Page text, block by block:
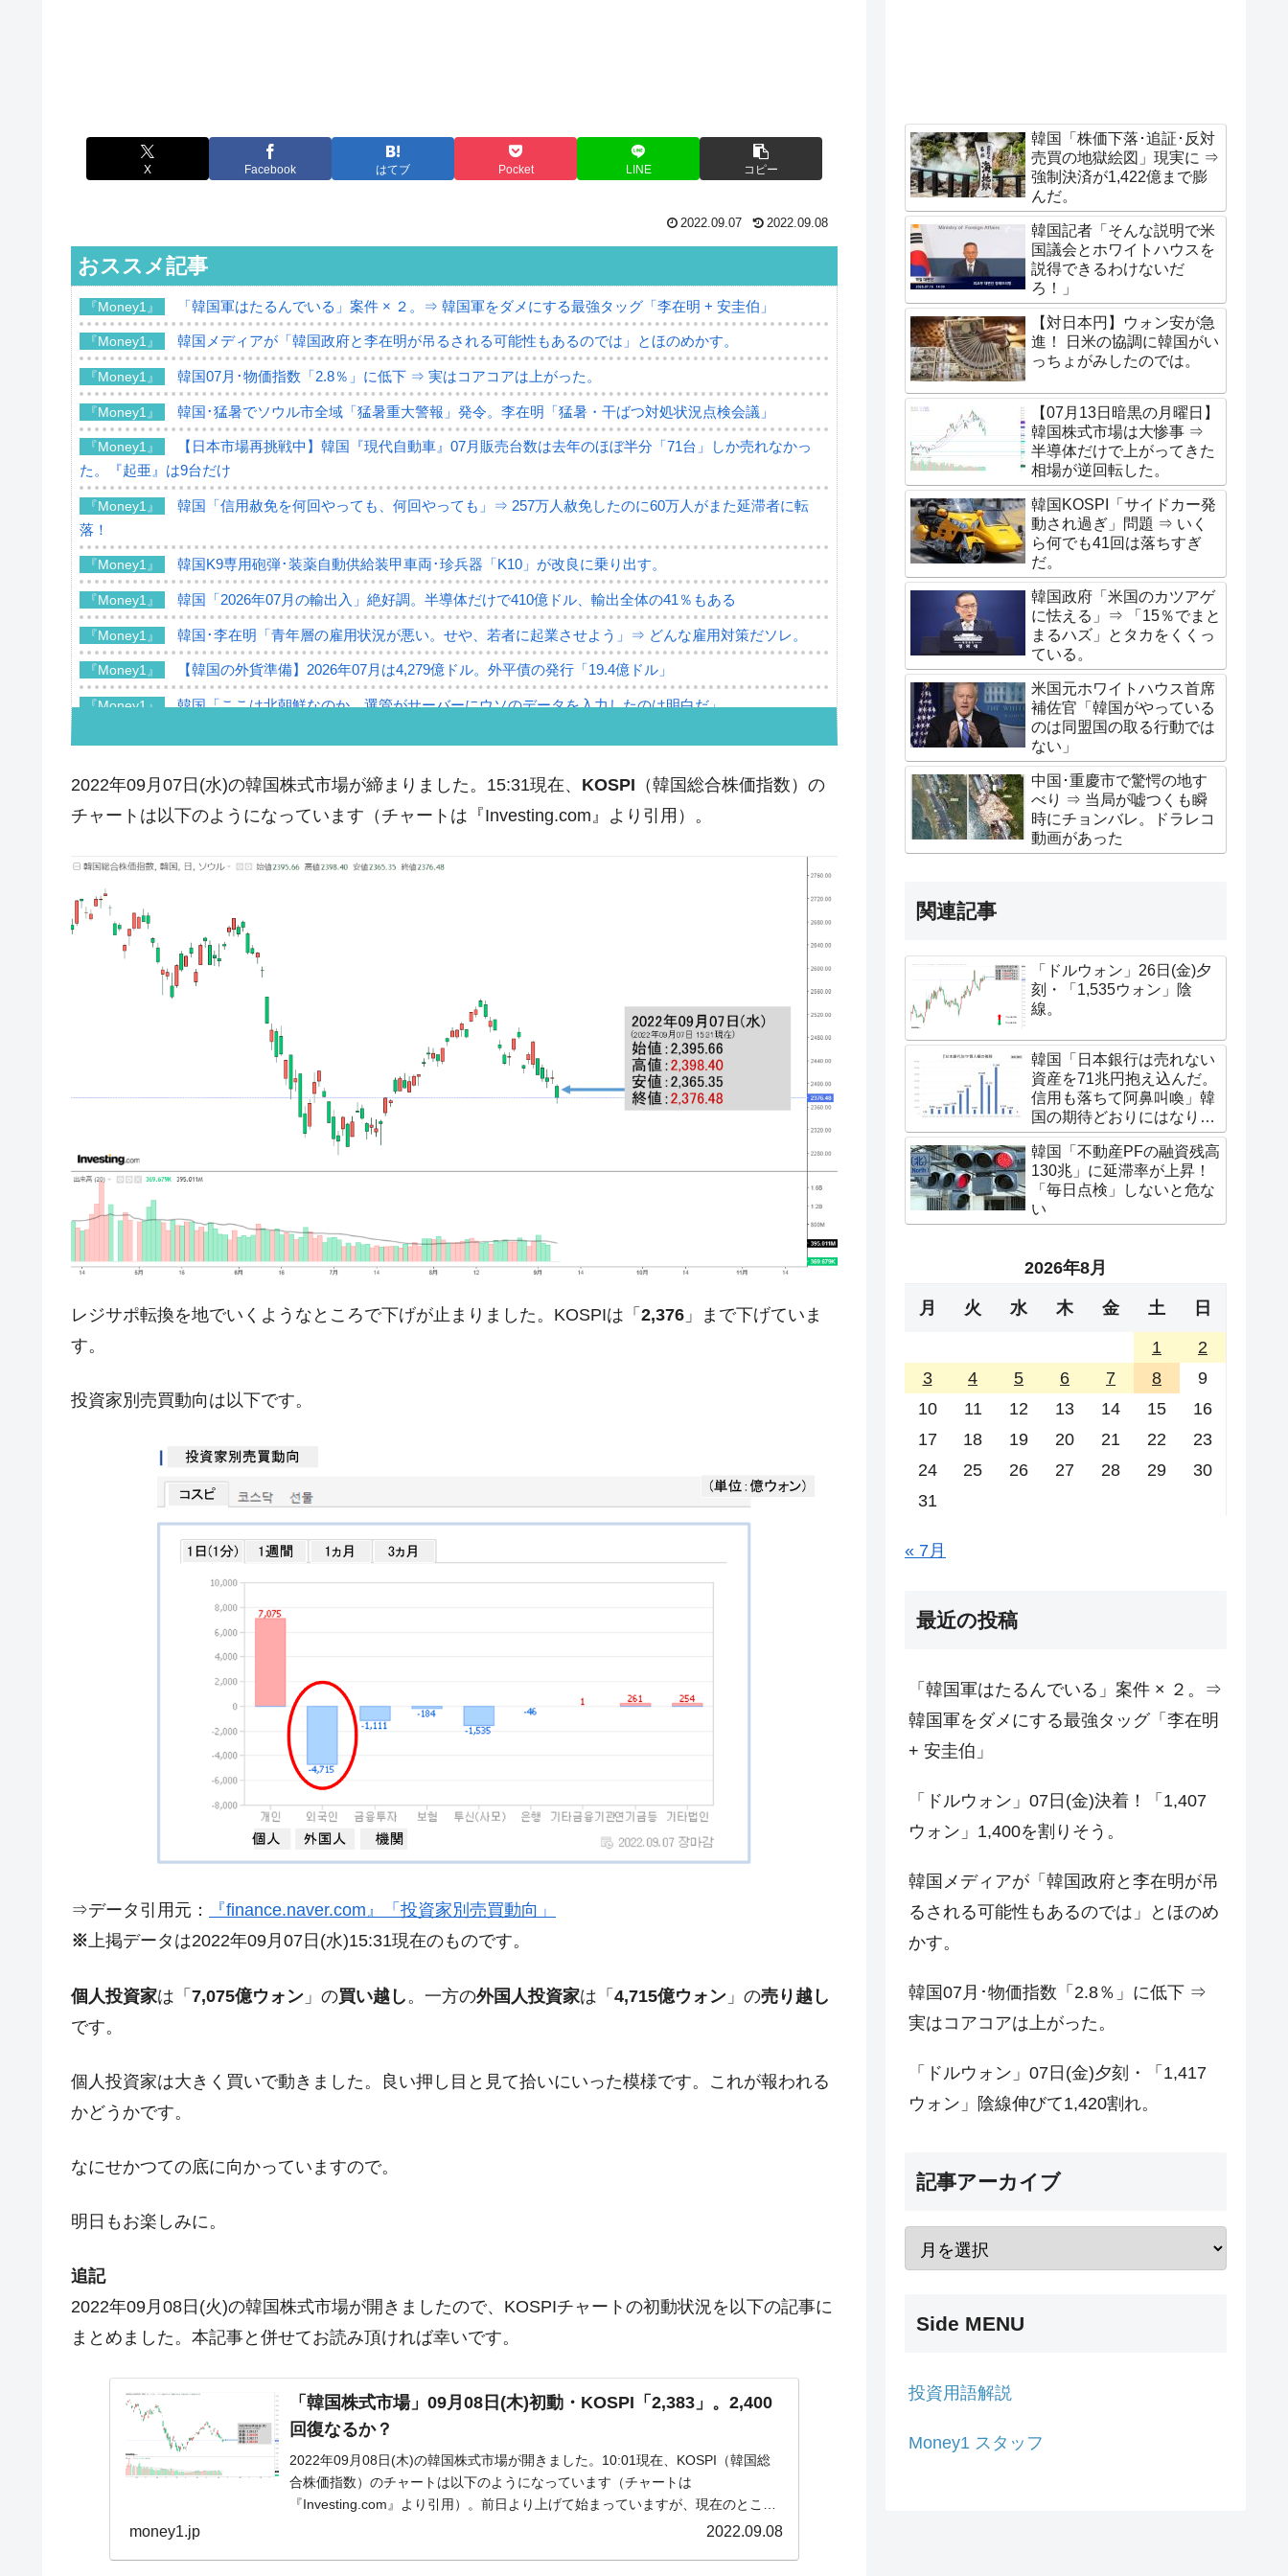
X Facebook はてブ Pocket LINE コピー
2022.09.07 2022.09.08
おススメ記事
『Money1』 「韓国軍はたるんでいる」案件 × ２。⇒ 韓国軍をダメにする最強タッグ「李在明 + 安圭伯」
『Money1』 韓国メディアが「韓国政府と李在明が吊るされる可能性もあるのでは」とほのめかす。
『Money1』 韓国07月･物価指数「2.8％」に低下 ⇒ 実はコアコアは上がった。
『Money1』 韓国･猛暑でソウル市全域「猛暑重大警報」発令。李在明「猛暑・干ばつ対処状況点検会議」
『Money1』
【日本市場再挑戦中】韓国『現代自動車』07月販売台数は去年のほぼ半分「71台」しか売れなかっ
た。『起亜』は9台だけ
『Money1』
韓国「信用赦免を何回やっても、何回やっても」⇒ 257万人赦免したのに60万人がまた延滞者に転
落！
『Money1』 韓国K9専用砲弾･装薬自動供給装甲車両･珍兵器「K10」が改良に乗り出す。
『Money1』 韓国「2026年07月の輸出入」絶好調。半導体だけで410億ドル、輸出全体の41％もある
『Money1』 韓国･李在明「青年層の雇用状況が悪い。せや、若者に起業させよう」⇒ どんな雇用対策だソレ。
『Money1』 【韓国の外貨準備】2026年07月は4,279億ドル。外平債の発行「19.4億ドル」
『Money1』 韓国「ここは北朝鮮なのか。選管がサーバーにウソのデータを入力したのは明白だ」
『Money1』 韓国は「中国と同じく」投資に不適格な国だ。
『Money1』 『韓国銀行』が「金の保有量を増やします」⇒「金を経由するドル入手」手段ではないのか？
『Money1』
韓国大統領府ボンクラ政策室長が告発された ⇒ 国家が行った恐るべき株価操作であり、空前の国政
韓国･警察職員が「丸刈りになって抗議活動」
中国だけが鉄鋼輸出を異常増加させる ⇒ 中国の過剰生産が世界を蝕む。
韓国製造業「半導体絶好調」のウラで他業種は全般的「不調」⇒ PSIが示す現況は決して良くない。
【米韓激突案件】韓国消費者院が『クーパン』1人当たり賠償10万ウォンを認定 ⇒ 総額3兆7,000億
韓国で猛暑。南東部では干ばつ
韓国型イージス搭載の次世代駆逐艦「KDDX」1番艦、2032年竣工と公示
『Money1』 【対日本円】ウォン安が急進！ 日米の協調に韓国がいっちょがみしたのでは。
『Money1』
韓国政府『BYD』車への補助金を全廃 ⇒ 実は韓国で『BYD』車は売れている。6カ月で対前年同期比
『Money1』
在韓米国大使スティールが着韓！⇒ さっそく空港に詰めかけ「出て行け！」「極右勢力」のプラカー
ドを掲げる「在韓反米勢力」
『Money1』
『Money1』 韓国『国民年金公団』株価暴落で200兆蒸発。
韓国「橋が落ちました」⇒ 耐久性「なさすぎ」では。
韓国鉄鋼最大手『POSCO』ズブズブ沈む。営業利益80.2％も減少
米国下院「韓国の公務員個人をターゲットにぶん殴る法案」提出！⇒ クーパン問題は合衆国企業に対
韓国ボンクラ政策室長･金容範、株価暴落に他人事のような発言。
韓国半導体『SKハイニックス』2026年2Qの業績「史上最高益」当期純利益は前年同期比13.4倍に。
韓国･加徳島新国際空港「またも暗礁」の危機 ⇒ 10.7兆では損が出るからできない。
日本の誇る海洋資源調査船『白嶺』は先進技術の塊！
夏の甲子園、優勝校を最も多く輩出している都道府県とは？
今話題の「楽天ライオンズ」とは？
奇跡の毛色「白毛馬」とは？
発表から2日で大崩壊、鳴かず飛ばずに終わりそうなスーパーリーグとは？
Fact1 甲子園通算本塁打、最多の清原に次いで多く打っている意外な選手とは？
Fact1
2022年09月07日(水)の韓国株式市場が締まりました。15:31現在、 KOSPI （韓国総合株価指数）の
チャートは以下のようになっています（チャートは『Investing.com』より引用）。
レジサポ転換を地でいくようなところで下げが止まりました。KOSPIは「 2,376 」まで下げていま
す。
投資家別売買動向は以下です。
⇒データ引用元：
『finance.naver.com』「投資家別売買動向」
※上掲データは2022年09月07日(水)15:31現在のものです。
個人投資家は「 7,075億ウォン 」の買い越し 。一方の外国人投資家は「 4,715億ウォン 」の売り越し
です。
個人投資家は大きく買いで動きました。良い押し目と見て拾いにいった模様です。これが報われる
かどうかです。
なにせかつての底に向かっていますので。
明日もお楽しみに。
追記
2022年09月08日(火)の韓国株式市場が開きましたので、KOSPIチャートの初動状況を以下の記事に
まとめました。本記事と併せてお読み頂ければ幸いです。
「韓国株式市場」09月08日(木)初動・KOSPI「2,383」。2,400
回復なるか？
2022年09月08日(木)の韓国株式市場が開きました。10:01現在、KOSPI（韓国総
合株価指数）のチャートは以下のようになっています（チャートは
『Investing.com』より引用）。前日より上げて始まっていますが、現在のところ
money1.jp 2022.09.08
韓国「株価下落･追証･反対
売買の地獄絵図」現実に ⇒
強制決済が1,422億まで膨
んだ。
韓国記者「そんな説明で米
国議会とホワイトハウスを
説得できるわけないだ
ろ！」
【対日本円】ウォン安が急
進！ 日米の協調に韓国がい
っちょがみしたのでは。
【07月13日暗黒の月曜日】
韓国株式市場は大惨事 ⇒
半導体だけで上がってきた
相場が逆回転した。
韓国KOSPI「サイドカー発
動され過ぎ」問題 ⇒ いく
ら何でも41回は落ちすぎ
だ。
韓国政府「米国のカツアゲ
に怯える」⇒ 「15％でまと
まるハズ」とタカをくくっ
ている。
米国元ホワイトハウス首席
補佐官「韓国がやっている
のは同盟国の取る行動では
ない」
中国･重慶市で驚愕の地す
べり ⇒ 当局が嘘つくも瞬
時にチョンバレ。ドラレコ
動画があった
関連記事
「ドルウォン」26日(金)夕
刻・「1,535ウォン」陰
線。
韓国「日本銀行は売れない
資産を71兆円抱え込んだ。
信用も落ちて阿鼻叫喚」韓
国の期待どおりにはなりま
せん
韓国「不動産PFの融資残高
130兆」に延滞率が上昇！
「毎日点検」しないと危な
い
2026年8月
月 火 水 木 金 土 日
1
2
3
4 5 6 7 8
9
10
11 12 13 14 15
16
17
18 19 20 21 22
23
24
25 26 27 28 29
30
31
« 7月
最近の投稿
「韓国軍はたるんでいる」案件 × ２。⇒
韓国軍をダメにする最強タッグ「李在明
+ 安圭伯」
「ドルウォン」07日(金)決着！「1,407
ウォン」1,400を割りそう。
韓国メディアが「韓国政府と李在明が吊
るされる可能性もあるのでは」とほのめ
かす。
韓国07月･物価指数「2.8％」に低下 ⇒
実はコアコアは上がった。
「ドルウォン」07日(金)夕刻・「1,417
ウォン」陰線伸びて1,420割れ。
記事アーカイブ
Side MENU
投資用語解説
Money1 スタッフ